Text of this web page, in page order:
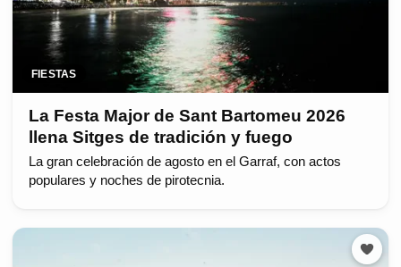
FIESTAS
La Festa Major de Sant Bartomeu 2026
llena Sitges de tradición y fuego
La gran celebración de agosto en el Garraf, con actos
populares y noches de pirotecnia.